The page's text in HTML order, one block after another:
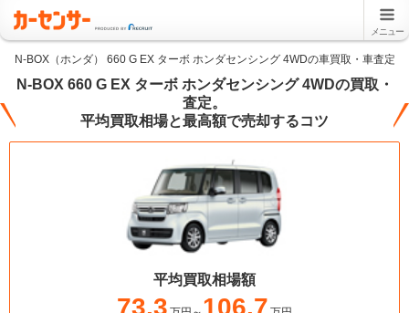
メニュー
N-BOX（ホンダ） 660 G EX ターボ ホンダセンシング 4WDの車買取・車査定
N-BOX 660 G EX ターボ ホンダセンシング 4WDの買取・
査定。
平均買取相場と最高額で売却するコツ
平均買取相場額
73.3 106.7